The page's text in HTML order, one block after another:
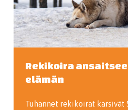
Rekikoira
elämän
Tuhannet rekikoirat kärsivät